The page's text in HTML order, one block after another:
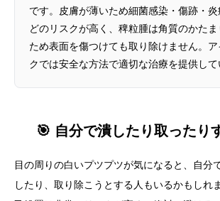
です。皮膚が薄いため細菌感染・傷跡・
どのリスクが高く、稗粒腫は角質のかた
ため表面を傷つけても取り除けません。
クでは安全な方法で適切な治療を提供して
🎯 自分で潰したり取ったり
目の周りの白いプツプツが気になると、自分
したり、取り除こうとする人もいるかもしれ